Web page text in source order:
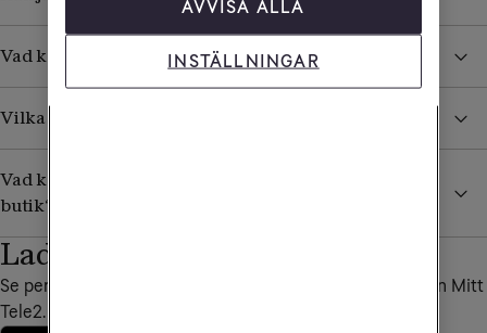
Vad kan jag få hjälp med i en Tele2-butik?
Vilka är Tele2s återförsäljare?
Vad kan jag som företagare få hjälp med i en Tele2-
butik?
Ladda ner vår app
Se personliga erbjudanden, fakturor och annat bra i appen Mitt
Tele2.
AVVISA ALLA
INSTÄLLNINGAR